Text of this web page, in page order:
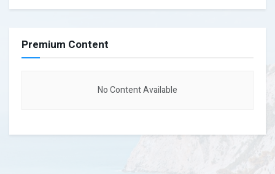
Premium Content
No Content Available